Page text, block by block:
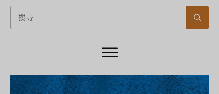
高情商溝通術
掌握溝通心理學